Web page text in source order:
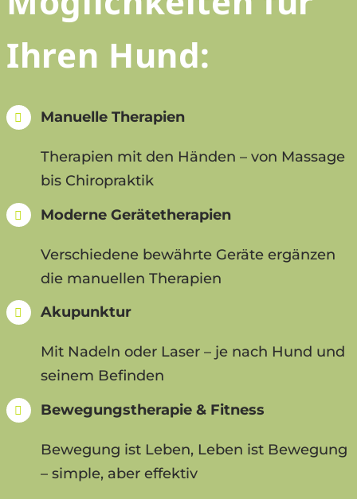
Ihren Hund:
Manuelle Therapien
Therapien mit den Händen – von Massage
bis Chiropraktik
Moderne Gerätetherapien
Verschiedene bewährte Geräte ergänzen
die manuellen Therapien
Akupunktur
Mit Nadeln oder Laser – je nach Hund und
seinem Befinden
Bewegungstherapie & Fitness
Bewegung ist Leben, Leben ist Bewegung
– simple, aber effektiv